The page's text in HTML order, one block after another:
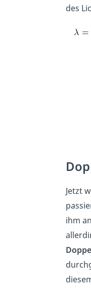
des
Jetzt
ihm